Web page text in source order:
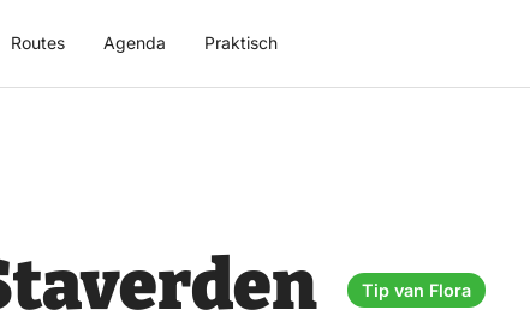
Routes Agenda Praktisch
Tip van Flora